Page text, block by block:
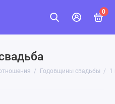
0
Годовщины свадьбы 1